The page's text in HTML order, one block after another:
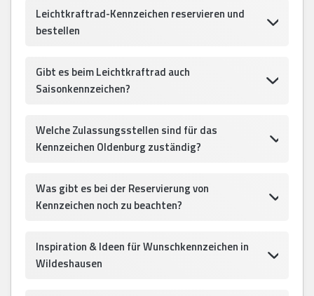
Leichtkraftrad-Kennzeichen reservieren und
bestellen
Gibt es beim Leichtkraftrad auch
Saisonkennzeichen?
Welche Zulassungsstellen sind für das
Kennzeichen Oldenburg zuständig?
Was gibt es bei der Reservierung von
Kennzeichen noch zu beachten?
Inspiration & Ideen für Wunschkennzeichen in
Wildeshausen